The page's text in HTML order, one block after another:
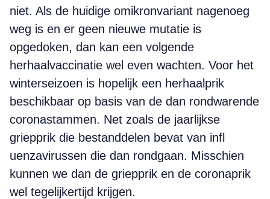
niet. Als de huidige omikronvariant nagenoeg
weg is en er geen nieuwe mutatie is
opgedoken, dan kan een volgende
herhaalvaccinatie wel even wachten. Voor het
winterseizoen is hopelijk een herhaalprik
beschikbaar op basis van de dan rondwarende
coronastammen. Net zoals de jaarlijkse
griepprik die bestanddelen bevat van infl
uenzavirussen die dan rondgaan. Misschien
kunnen we dan de griepprik en de coronaprik
wel tegelijkertijd krijgen.